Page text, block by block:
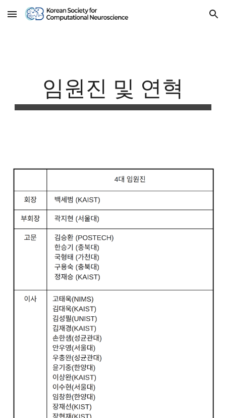
Skip to main content Skip to navigation
임원진 및 연혁